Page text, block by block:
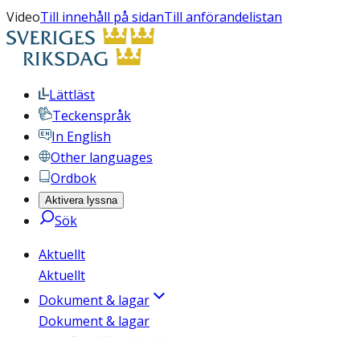
VideoTill innehåll på sidanTill anförandelistan
Lättläst
Teckenspråk
In English
Other languages
Ordbok
Aktivera lyssna
Sök
Aktuellt
Aktuellt
Dokument & lagar
Dokument & lagar